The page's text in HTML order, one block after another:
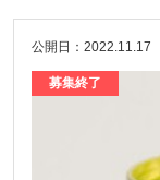
公開日：2022.11.17
募集終了